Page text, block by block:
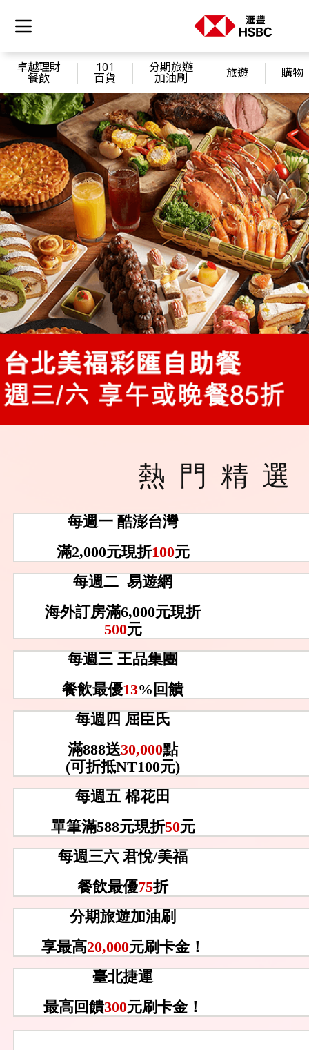
熱門精選
每週一 酷澎台灣
滿2,000元現折100元
每週二 易遊網
海外訂房滿6,000元現折
500元
每週三 王品集團
餐飲最優13%回饋
每週四 屈臣氏
滿888送30,000點
(可折抵NT100元)
每週五 棉花田
單筆滿588元現折50元
每週三六 君悅/美福
餐飲最優75折
分期旅遊加油刷
享最高20,000元刷卡金！
臺北捷運
最高回饋300元刷卡金！
卓越理財
餐飲
101
百貨
分期旅遊
加油刷 旅遊 購物